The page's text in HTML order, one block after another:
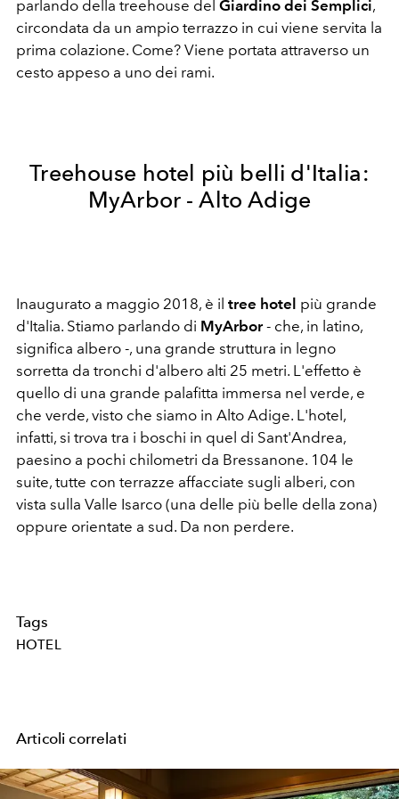
parlando della treehouse del Giardino dei Semplici,
circondata da un ampio terrazzo in cui viene servita la
prima colazione. Come? Viene portata attraverso un
cesto appeso a uno dei rami.
Treehouse hotel più belli d'Italia:
MyArbor - Alto Adige
Inaugurato a maggio 2018, è il tree hotel più grande
d'Italia. Stiamo parlando di MyArbor- che, in latino,
significa albero -, una grande struttura in legno
sorretta da tronchi d'albero alti 25 metri. L'effetto è
quello di una grande palafitta immersa nel verde, e
che verde, visto che siamo in Alto Adige. L'hotel,
infatti, si trova tra i boschi in quel di Sant'Andrea,
paesino a pochi chilometri da Bressanone. 104 le
suite, tutte con terrazze affacciate sugli alberi, con
vista sulla Valle Isarco (una delle più belle della zona)
oppure orientate a sud. Da non perdere.
Tags
HOTEL
Articoli correlati